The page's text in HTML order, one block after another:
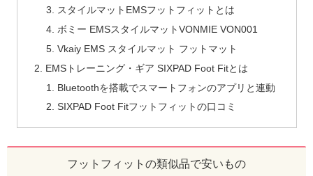
スタイルマットEMSフットフィットとは
ボミー EMSスタイルマットVONMIE VON001
Vkaiy EMS スタイルマット フットマット
EMSトレーニング・ギア SIXPAD Foot Fitとは
Bluetoothを搭載でスマートフォンのアプリと連動
SIXPAD Foot Fitフットフィットの口コミ
フットフィットの類似品で安いもの